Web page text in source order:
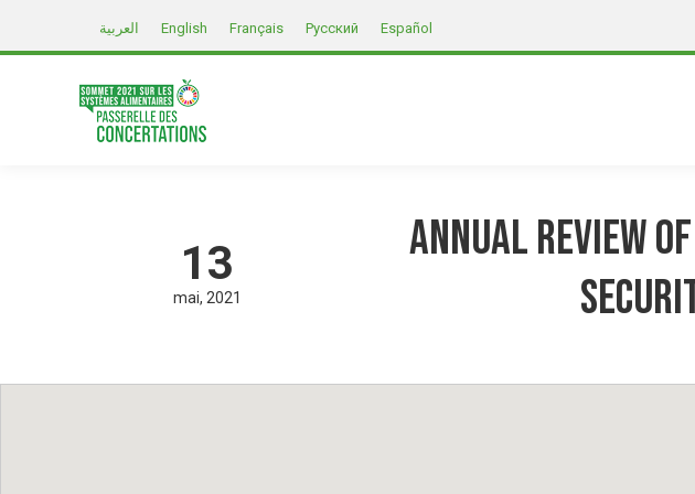
العربية English Français Русский Español
13
mai 2021
Annual Review